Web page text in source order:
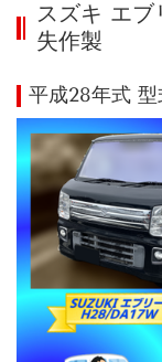
スズキ エブ
失作製
平成28年式